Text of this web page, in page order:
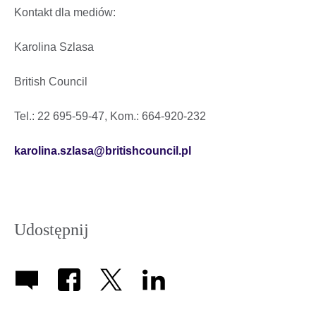
Kontakt dla mediów:
Karolina Szlasa
British Council
Tel.: 22 695-59-47, Kom.: 664-920-232
karolina.szlasa@britishcouncil.pl
Udostępnij